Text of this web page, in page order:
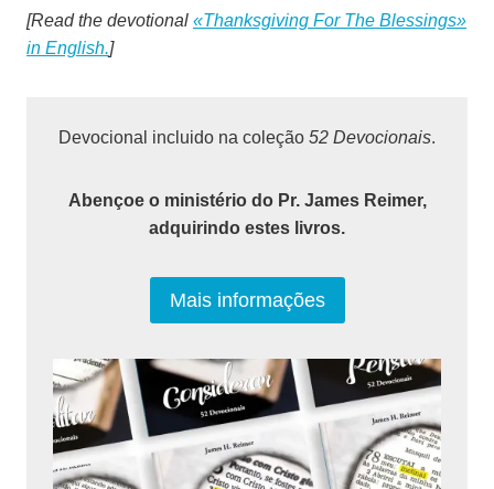
[Read the devotional «Thanksgiving For The Blessings»
in English.]
Devocional incluido na coleção 52 Devocionais.
Abençoe o ministério do Pr. James Reimer,
adquirindo estes livros.
Mais informações